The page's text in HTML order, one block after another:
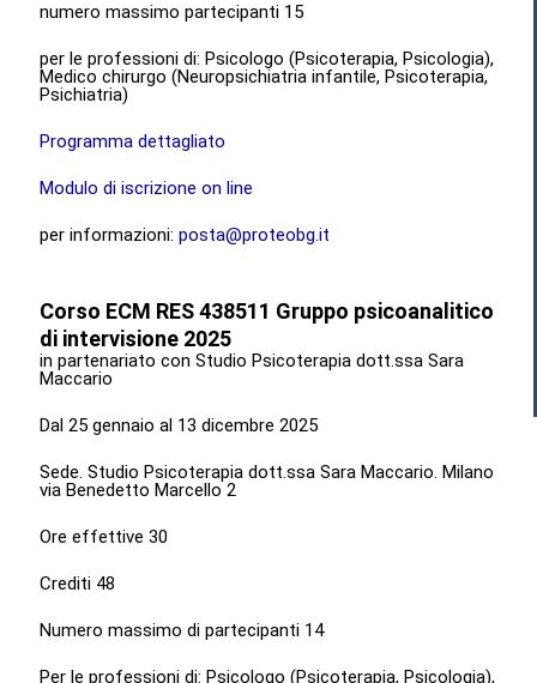
numero massimo partecipanti 15
per le professioni di: Psicologo (Psicoterapia, Psicologia),
Medico chirurgo (Neuropsichiatria infantile, Psicoterapia,
Psichiatria)
Programma dettagliato
Modulo di iscrizione on line
per informazioni:posta@proteobg.it
Corso ECM RES 438511 Gruppo psicoanalitico
di intervisione 2025
in partenariato con Studio Psicoterapia dott.ssa Sara
Maccario
Dal 25 gennaio al 13 dicembre 2025
Sede. Studio Psicoterapia dott.ssa Sara Maccario. Milano
via Benedetto Marcello 2
Ore effettive 30
Crediti 48
Numero massimo di partecipanti 14
Per le professioni di: Psicologo (Psicoterapia, Psicologia),